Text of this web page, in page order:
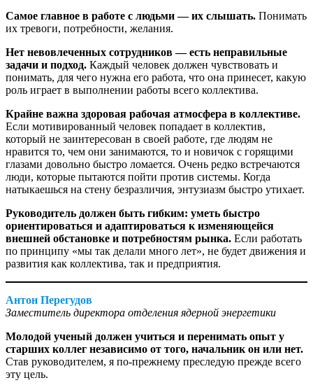
Самое главное в работе с людьми — ​их слышать. Понимать
их тревоги, потребности, желания.
Нет невовлеченных сотрудников — ​есть неправильные
задачи и подход. Каждый человек должен чувствовать и
понимать, для чего нужна его работа, что она принесет, какую
роль играет в выполнении работы всего коллектива.
Крайне важна здоровая рабочая атмосфера в коллективе.
Если мотивированный человек попадает в коллектив,
который не заинтересован в своей работе, где людям не
нравится то, чем они занимаются, то и новичок с горящими
глазами довольно быстро ломается. Очень редко встречаются
люди, которые пытаются пойти против системы. Когда
натыкаешься на стену безразличия, энтузиазм быстро утихает.
Руководитель должен быть гибким: уметь быстро
ориентироваться и адаптироваться к изменяющейся
внешней обстановке и потребностям рынка. Если работать
по принципу «мы так делали много лет», не будет движения и
развития как коллектива, так и пред­приятия.
Антон Перегудов
Заместитель директора отделения ядерной энергетики
Молодой ученый должен учиться и перенимать опыт у
старших коллег независимо от того, начальник он или нет.
Став руководителем, я по-прежнему преследую прежде всего
эту цель.